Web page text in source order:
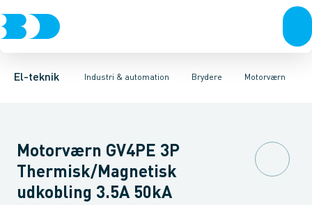
El-teknik Industri & automation
Afbrydere, stikkontakter & lampeudtagForgreningsmateriel
Brydere
Industristiksystemer Frekvensomformere og softstartere
Motorværn
Motorbetjening for effektafbryder Ombygningssæt til
Motorværn GV4PE 3P
Thermisk/Magnetisk
udkobling 3.5A 50kA